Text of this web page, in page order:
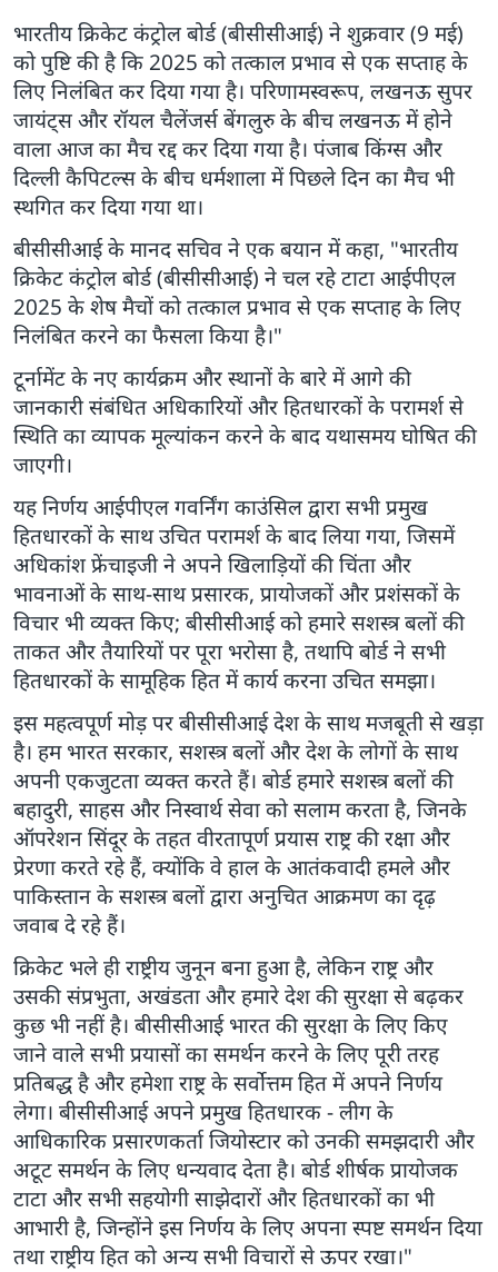
भारतीय क्रिकेट कंट्रोल बोर्ड (बीसीसीआई) ने शुक्रवार (9 मई)
को पुष्टि की है कि 2025 को तत्काल प्रभाव से एक सप्ताह के
लिए निलंबित कर दिया गया है। परिणामस्वरूप, लखनऊ सुपर
जायंट्स और रॉयल चैलेंजर्स बेंगलुरु के बीच लखनऊ में होने
वाला आज का मैच रद्द कर दिया गया है। पंजाब किंग्स और
दिल्ली कैपिटल्स के बीच धर्मशाला में पिछले दिन का मैच भी
स्थगित कर दिया गया था।
बीसीसीआई के मानद सचिव ने एक बयान में कहा, "भारतीय
क्रिकेट कंट्रोल बोर्ड (बीसीसीआई) ने चल रहे टाटा आईपीएल
2025 के शेष मैचों को तत्काल प्रभाव से एक सप्ताह के लिए
निलंबित करने का फैसला किया है।"
टूर्नामेंट के नए कार्यक्रम और स्थानों के बारे में आगे की
जानकारी संबंधित अधिकारियों और हितधारकों के परामर्श से
स्थिति का व्यापक मूल्यांकन करने के बाद यथासमय घोषित की
जाएगी।
यह निर्णय आईपीएल गवर्निंग काउंसिल द्वारा सभी प्रमुख
हितधारकों के साथ उचित परामर्श के बाद लिया गया, जिसमें
अधिकांश फ्रेंचाइजी ने अपने खिलाड़ियों की चिंता और
भावनाओं के साथ-साथ प्रसारक, प्रायोजकों और प्रशंसकों के
विचार भी व्यक्त किए; बीसीसीआई को हमारे सशस्त्र बलों की
ताकत और तैयारियों पर पूरा भरोसा है, तथापि बोर्ड ने सभी
हितधारकों के सामूहिक हित में कार्य करना उचित समझा।
इस महत्वपूर्ण मोड़ पर बीसीसीआई देश के साथ मजबूती से खड़ा
है। हम भारत सरकार, सशस्त्र बलों और देश के लोगों के साथ
अपनी एकजुटता व्यक्त करते हैं। बोर्ड हमारे सशस्त्र बलों की
बहादुरी, साहस और निस्वार्थ सेवा को सलाम करता है, जिनके
ऑपरेशन सिंदूर के तहत वीरतापूर्ण प्रयास राष्ट्र की रक्षा और
प्रेरणा करते रहे हैं, क्योंकि वे हाल के आतंकवादी हमले और
पाकिस्तान के सशस्त्र बलों द्वारा अनुचित आक्रमण का दृढ़
जवाब दे रहे हैं।
क्रिकेट भले ही राष्ट्रीय जुनून बना हुआ है, लेकिन राष्ट्र और
उसकी संप्रभुता, अखंडता और हमारे देश की सुरक्षा से बढ़कर
कुछ भी नहीं है। बीसीसीआई भारत की सुरक्षा के लिए किए
जाने वाले सभी प्रयासों का समर्थन करने के लिए पूरी तरह
प्रतिबद्ध है और हमेशा राष्ट्र के सर्वोत्तम हित में अपने निर्णय
लेगा। बीसीसीआई अपने प्रमुख हितधारक - लीग के
आधिकारिक प्रसारणकर्ता जियोस्टार को उनकी समझदारी और
अटूट समर्थन के लिए धन्यवाद देता है। बोर्ड शीर्षक प्रायोजक
टाटा और सभी सहयोगी साझेदारों और हितधारकों का भी
आभारी है, जिन्होंने इस निर्णय के लिए अपना स्पष्ट समर्थन दिया
तथा राष्ट्रीय हित को अन्य सभी विचारों से ऊपर रखा।"